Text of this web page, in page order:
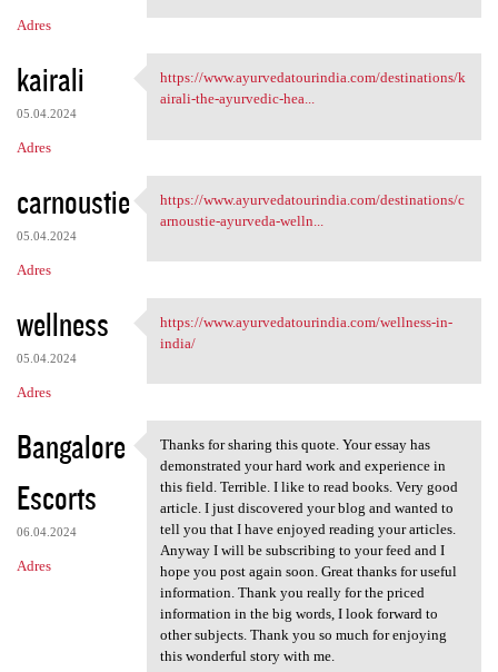
Adres
kairali
05.04.2024
Adres
https://www.ayurvedatourindia
https://www.ayurvedatourindia.com/destinations/k
airali-the-ayurvedic-hea...
carnoustie
05.04.2024
Adres
https://www.ayurvedatourindia
https://www.ayurvedatourindia.com/destinations/c
arnoustie-ayurveda-welln...
wellness
05.04.2024
Adres
https://www.ayurvedatourindia
https://www.ayurvedatourindia.com/wellness-in-
india/
Bangalore
Escorts
06.04.2024
Adres
Thanks for sharing this quote
Thanks for sharing this quote. Your essay has
demonstrated your hard work and experience in
this field. Terrible. I like to read books. Very good
article. I just discovered your blog and wanted to
tell you that I have enjoyed reading your articles.
Anyway I will be subscribing to your feed and I
hope you post again soon. Great thanks for useful
information. Thank you really for the priced
information in the big words, I look forward to
other subjects. Thank you so much for enjoying
this wonderful story with me.